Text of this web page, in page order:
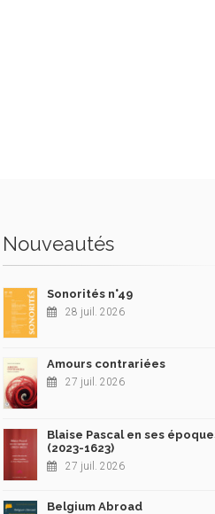
Nouveautés
Sonorités n°49
28 juil. 2026
Amours contrariées
27 juil. 2026
Blaise Pascal en ses
(2023-1623)
27 juil. 2026
Belgium Abroad